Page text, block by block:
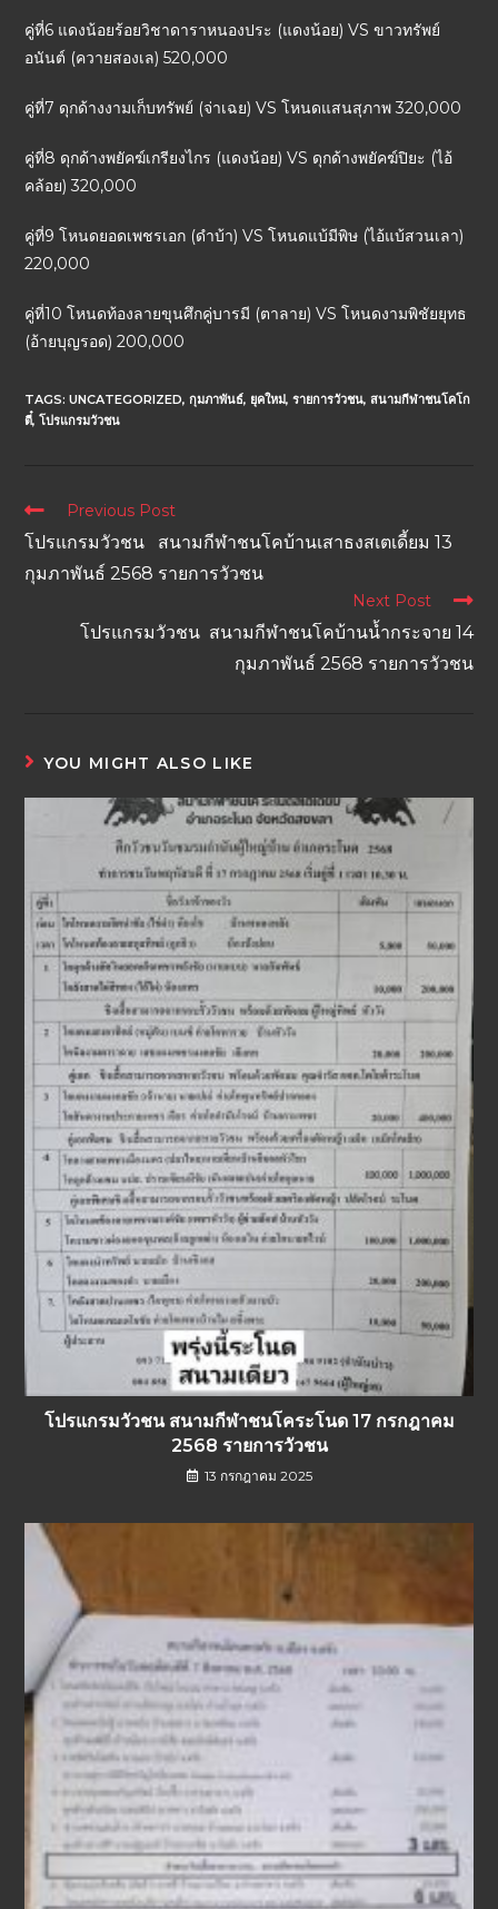
คู่ที่6 แดงน้อยร้อยวิชาดาราหนองประ (แดงน้อย) VS ขาวทรัพย์
อนันต์ (ควายสองเล) 520,000
คู่ที่7 ดุกด้างงามเก็บทรัพย์ (จ่าเฉย) VS โหนดแสนสุภาพ 320,000
คู่ที่8 ดุกด้างพยัคฆ์เกรียงไกร (แดงน้อย) VS ดุกด้างพยัคฆ์ปิยะ (ไอ้
คล้อย) 320,000
คู่ที่9 โหนดยอดเพชรเอก (ดำบ้า) VS โหนดแบ้มีพิษ (ไอ้แบ้สวนเลา)
220,000
คู่ที่10 โหนดท้องลายขุนศึกคู่บารมี (ตาลาย) VS โหนดงามพิชัยยุทธ
(อ้ายบุญรอด) 200,000
TAGS:UNCATEGORIZED, กุมภาพันธ์, ยุคใหม่, รายการวัวชน, สนามกีฬาชนโคโก
ตี๋, โปรแกรมวัวชน
Previous Post
โปรแกรมวัวชน สนามกีฬาชนโคบ้านเสาธงสเตเดี้ยม 13
กุมภาพันธ์ 2568 รายการวัวชน
Next Post
โปรแกรมวัวชน สนามกีฬาชนโคบ้านน้ำกระจาย 14
กุมภาพันธ์ 2568 รายการวัวชน
YOU MIGHT ALSO LIKE
โปรแกรมวัวชน สนามกีฬาชนโคระโนด 17 กรกฎาคม
2568 รายการวัวชน
13 กรกฎาคม 2025